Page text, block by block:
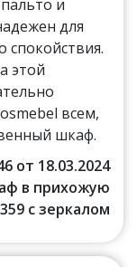
и
для
спокойствия.
этой
всем,
шкаф.
от 18.03.2024
в прихожую
с зеркалом